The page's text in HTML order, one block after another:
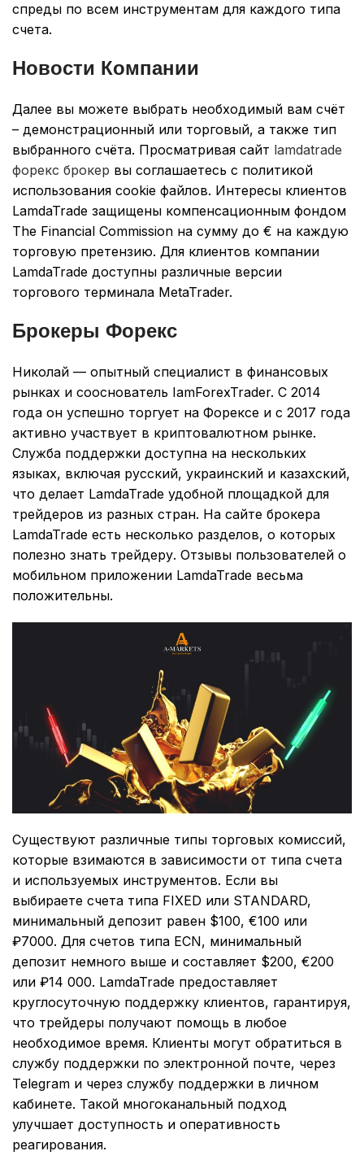
спреды по всем инструментам для каждого типа
счета.
Новости Компании
Далее вы можете выбрать необходимый вам счёт
– демонстрационный или торговый, а также тип
выбранного счёта. Просматривая сайт lamdatrade
форекс брокер вы соглашаетесь с политикой
использования cookie файлов. Интересы клиентов
LamdaTrade защищены компенсационным фондом
The Financial Commission на сумму до € на каждую
торговую претензию. Для клиентов компании
LamdaTrade доступны различные версии
торгового терминала MetaTrader.
Брокеры Форекс
Николай — опытный специалист в финансовых
рынках и сооснователь IamForexTrader. С 2014
года он успешно торгует на Форексе и с 2017 года
активно участвует в криптовалютном рынке.
Служба поддержки доступна на нескольких
языках, включая русский, украинский и казахский,
что делает LamdaTrade удобной площадкой для
трейдеров из разных стран. На сайте брокера
LamdaTrade есть несколько разделов, о которых
полезно знать трейдеру. Отзывы пользователей о
мобильном приложении LamdaTrade весьма
положительны.
Существуют различные типы торговых комиссий,
которые взимаются в зависимости от типа счета
и используемых инструментов. Если вы
выбираете счета типа FIXED или STANDARD,
минимальный депозит равен $100, €100 или
₽7000. Для счетов типа ECN, минимальный
депозит немного выше и составляет $200, €200
или ₽14 000. LamdaTrade предоставляет
круглосуточную поддержку клиентов, гарантируя,
что трейдеры получают помощь в любое
необходимое время. Клиенты могут обратиться в
службу поддержки по электронной почте, через
Telegram и через службу поддержки в личном
кабинете. Такой многоканальный подход
улучшает доступность и оперативность
реагирования.